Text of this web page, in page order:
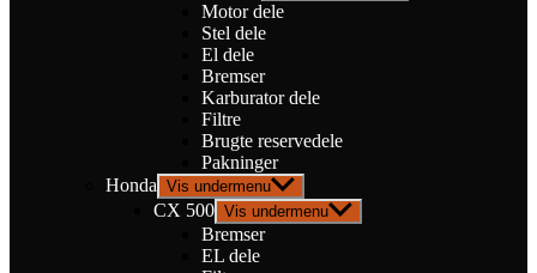
Motor dele
Stel dele
El dele
Bremser
Karburator dele
Filtre
Brugte reservedele
Pakninger
Honda Vis undermenu
CX 500 Vis undermenu
Bremser
EL dele